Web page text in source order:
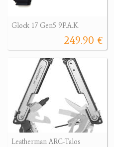
Glock 17 Gen5 9P.A.K.
249.90 €
Leatherman ARC-Talos